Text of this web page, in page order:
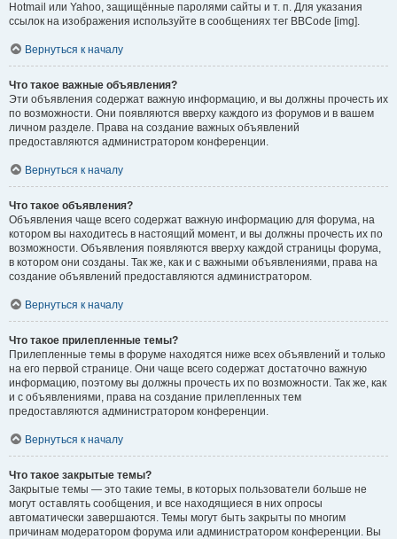
Hotmail или Yahoo, защищённые паролями сайты и т. п. Для указания
ссылок на изображения используйте в сообщениях тег BBCode [img].
Вернуться к началу
Что такое важные объявления?
Эти объявления содержат важную информацию, и вы должны прочесть их
по возможности. Они появляются вверху каждого из форумов и в вашем
личном разделе. Права на создание важных объявлений
предоставляются администратором конференции.
Вернуться к началу
Что такое объявления?
Объявления чаще всего содержат важную информацию для форума, на
котором вы находитесь в настоящий момент, и вы должны прочесть их по
возможности. Объявления появляются вверху каждой страницы форума,
в котором они созданы. Так же, как и с важными объявлениями, права на
создание объявлений предоставляются администратором.
Вернуться к началу
Что такое прилепленные темы?
Прилепленные темы в форуме находятся ниже всех объявлений и только
на его первой странице. Они чаще всего содержат достаточно важную
информацию, поэтому вы должны прочесть их по возможности. Так же, как
и с объявлениями, права на создание прилепленных тем
предоставляются администратором конференции.
Вернуться к началу
Что такое закрытые темы?
Закрытые темы — это такие темы, в которых пользователи больше не
могут оставлять сообщения, и все находящиеся в них опросы
автоматически завершаются. Темы могут быть закрыты по многим
причинам модератором форума или администратором конференции. Вы